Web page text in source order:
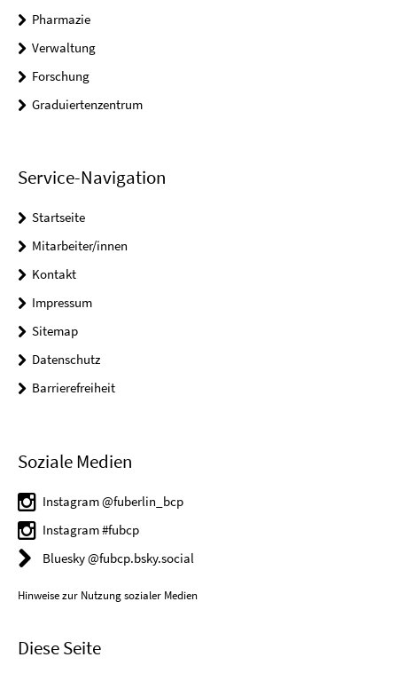
Pharmazie
Verwaltung
Forschung
Graduiertenzentrum
Service-Navigation
Startseite
Mitarbeiter/innen
Kontakt
Impressum
Sitemap
Datenschutz
Barrierefreiheit
Soziale Medien
Instagram @fuberlin_bcp
Instagram #fubcp
Bluesky @fubcp.bsky.social
Hinweise zur Nutzung sozialer Medien
Diese Seite